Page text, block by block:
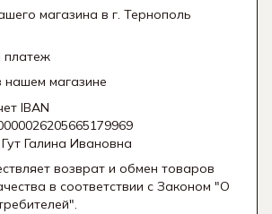
магазина в г. Тернополь
магазине
IBAN
Галина Ивановна
возврат и обмен товаров
в соответствии с Законом "О